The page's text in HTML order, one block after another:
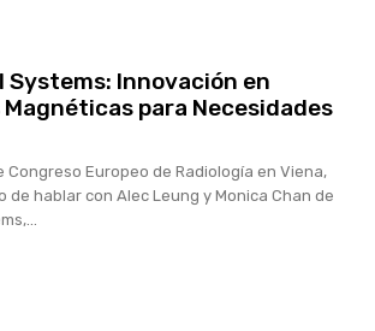
Systems: Innovación en
Magnéticas para Necesidades
Europeo de Radiología en Viena,
de hablar con Alec Leung y Monica Chan de